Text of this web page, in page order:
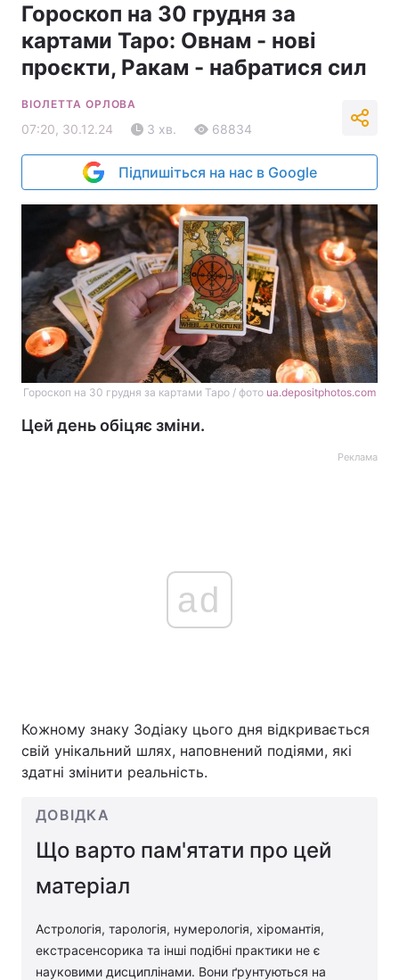
Гороскоп на 30 грудня за
картами Таро: Овнам - нові
проєкти, Ракам - набратися сил
ВІОЛЕТТА ОРЛОВА
07:20, 30.12.24 3 хв. 68834
Підпишіться на нас в Google
Гороскоп на 30 грудня за картами Таро / фото ua.depositphotos.com
Цей день обіцяє зміни.
Реклама
ad
Кожному знаку Зодіаку цього дня відкривається
свій унікальний шлях, наповнений подіями, які
здатні змінити реальність.
ДОВІДКА
Що варто пам'ятати про цей
матеріал
Астрологія, тарологія, нумерологія, хіромантія,
екстрасенсорика та інші подібні практики не є
науковими дисциплінами. Вони ґрунтуються на